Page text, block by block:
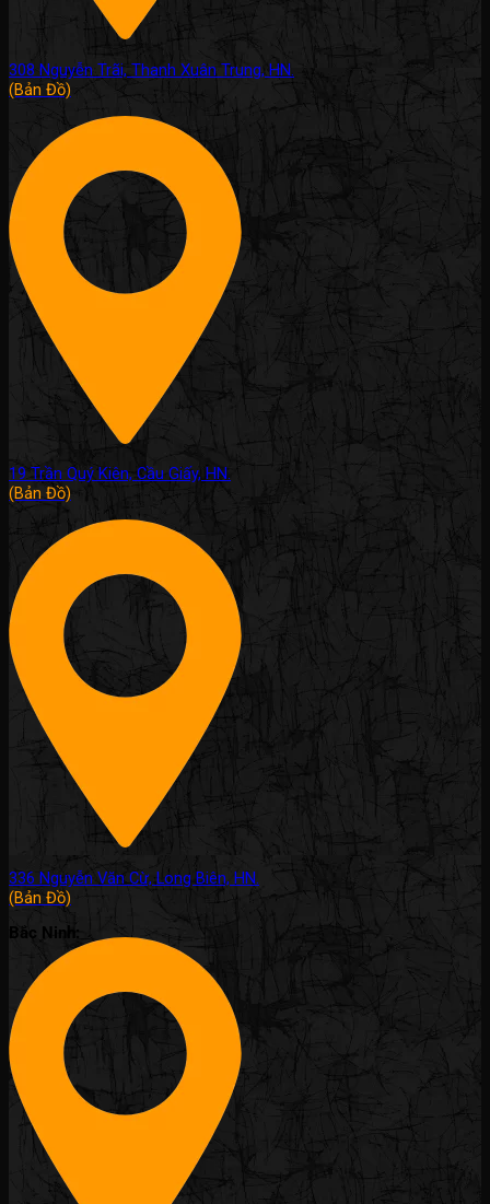
308 Nguyễn Trãi, Thanh Xuân Trung, HN.
(Bản Đồ)
19 Trần Quý Kiên, Cầu Giấy, HN.
(Bản Đồ)
336 Nguyễn Văn Cừ, Long Biên, HN.
(Bản Đồ)
Bắc Ninh: